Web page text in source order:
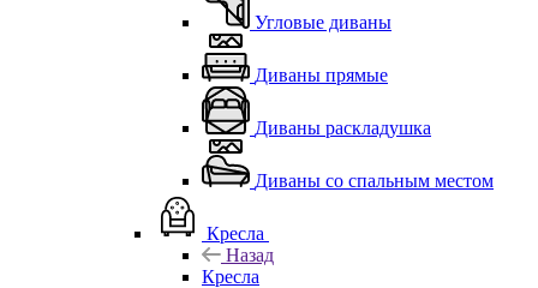
Угловые диваны
Диваны прямые
Диваны раскладушка
Диваны со спальным местом
Кресла
Назад
Кресла